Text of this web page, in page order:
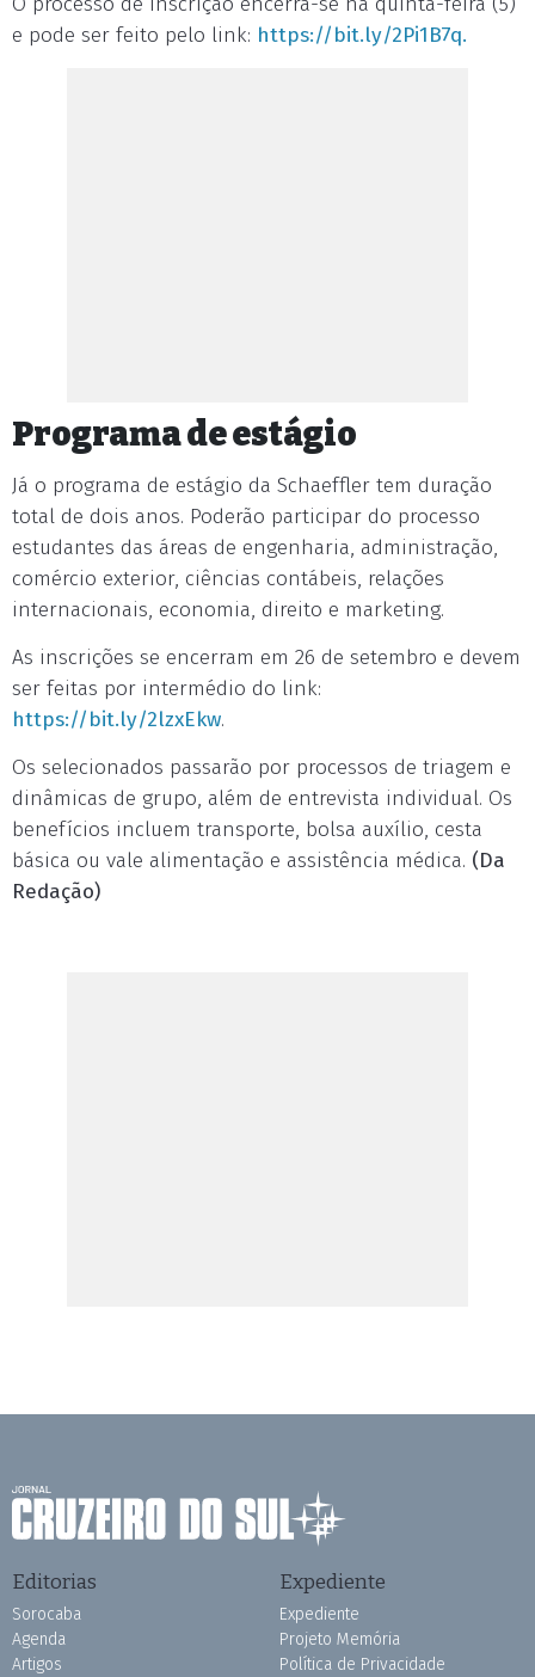
e pode ser feito pelo link: https://bit.ly/2Pi1B7q.
Programa de estágio
Já o programa de estágio da Schaeffler tem duração
total de dois anos. Poderão participar do processo
estudantes das áreas de engenharia, administração,
comércio exterior, ciências contábeis, relações
internacionais, economia, direito e marketing.
As inscrições se encerram em 26 de setembro e devem
ser feitas por intermédio do link:
https://bit.ly/2lzxEkw.
Os selecionados passarão por processos de triagem e
dinâmicas de grupo, além de entrevista individual. Os
benefícios incluem transporte, bolsa auxílio, cesta
básica ou vale alimentação e assistência médica. (Da
Redação)
Editorias
Sorocaba
Agenda
Artigos
Expediente
Expediente
Projeto Memória
Política de Privacidade